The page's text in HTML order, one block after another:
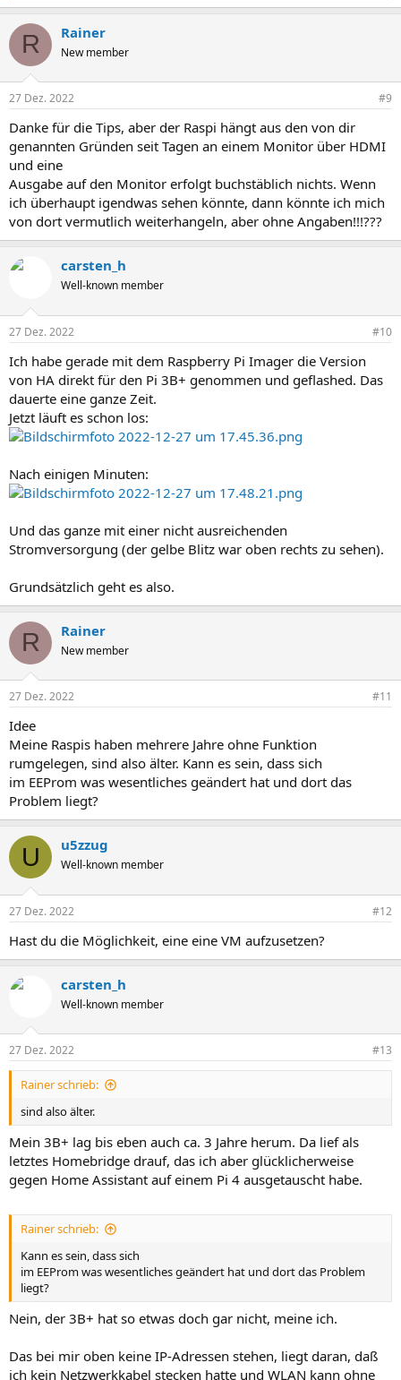
e
k
i
e
:
R Rainer
New member
27 Dez. 2022 #9
Danke für die Tips, aber der Raspi hängt aus den von dir
genannten Gründen seit Tagen an einem Monitor über HDMI
und eine
Ausgabe auf den Monitor erfolgt buchstäblich nichts. Wenn
ich überhaupt igendwas sehen könnte, dann könnte ich mich
von dort vermutlich weiterhangeln, aber ohne Angaben!!!???
carsten_h
Well-known member
27 Dez. 2022 #10
Ich habe gerade mit dem Raspberry Pi Imager die Version
von HA direkt für den Pi 3B+ genommen und geflashed. Das
dauerte eine ganze Zeit.
Jetzt läuft es schon los:
Nach einigen Minuten:
Und das ganze mit einer nicht ausreichenden
Stromversorgung (der gelbe Blitz war oben rechts zu sehen).
Grundsätzlich geht es also.
R Rainer
New member
27 Dez. 2022 #11
Idee
Meine Raspis haben mehrere Jahre ohne Funktion
rumgelegen, sind also älter. Kann es sein, dass sich
im EEProm was wesentliches geändert hat und dort das
Problem liegt?
U u5zzug
Well-known member
27 Dez. 2022 #12
Hast du die Möglichkeit, eine eine VM aufzusetzen?
carsten_h
Well-known member
27 Dez. 2022 #13
Rainer schrieb:
sind also älter.
Mein 3B+ lag bis eben auch ca. 3 Jahre herum. Da lief als
letztes Homebridge drauf, das ich aber glücklicherweise
gegen Home Assistant auf einem Pi 4 ausgetauscht habe.
Rainer schrieb:
Kann es sein, dass sich
im EEProm was wesentliches geändert hat und dort das Problem
liegt?
Nein, der 3B+ hat so etwas doch gar nicht, meine ich.
Das bei mir oben keine IP-Adressen stehen, liegt daran, daß
ich kein Netzwerkkabel stecken hatte und WLAN kann ohne